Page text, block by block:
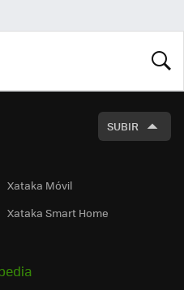
SUBIR
Xataka Móvil
Xataka Smart Home